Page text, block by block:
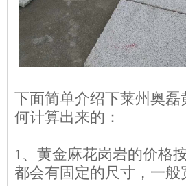
下面简单介绍下莱州奥磊
何计算出来的：
1、黄金麻花岗岩的价格
都会有固定的尺寸，一般